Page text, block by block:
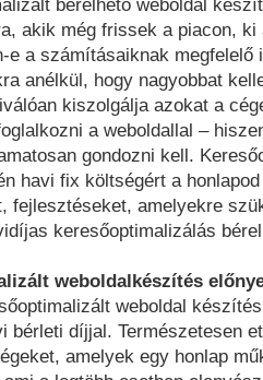
bérelhető weboldal
akik még frissek a piacon, ki
e a számításaiknak megfelelő
anélkül, hogy nagyobbat
kiszolgálja azokat a
a weboldallal –
gondozni kell.
havi fix költségért a
fejlesztéseket, amelyekre
keresőoptimalizálás
weboldalkészítés
weboldal
bérleti díjjal. Természetesen
amelyek egy honlap